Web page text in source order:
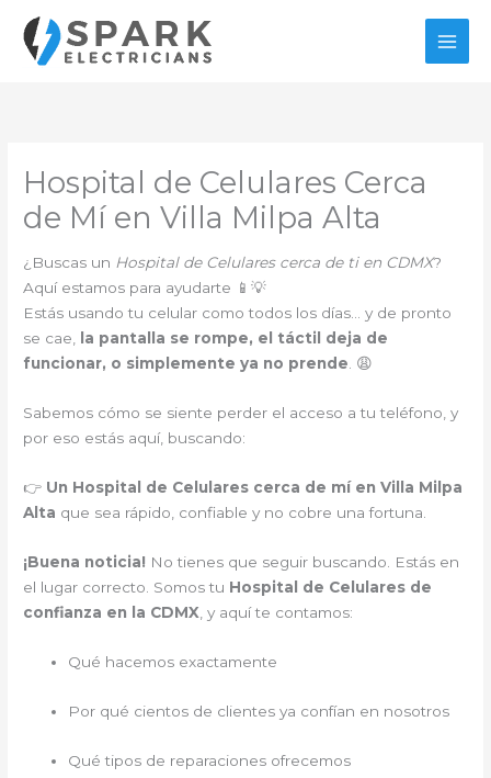
contenido
Hospital de Celulares Cerca
de Mí en Villa Milpa Alta
¿Buscas un Hospital de Celulares cerca de ti en CDMX?
Aquí estamos para ayudarte 📱💡
Estás usando tu celular como todos los días… y de pronto
se cae, la pantalla se rompe, el táctil deja de
funcionar, o simplemente ya no prende. 😩
Sabemos cómo se siente perder el acceso a tu teléfono, y
por eso estás aquí, buscando:
👉 Un Hospital de Celulares cerca de mí en Villa Milpa
Alta que sea rápido, confiable y no cobre una fortuna.
¡Buena noticia! No tienes que seguir buscando. Estás en
el lugar correcto. Somos tu Hospital de Celulares de
confianza en la CDMX , y aquí te contamos:
Qué hacemos exactamente
Por qué cientos de clientes ya confían en nosotros
Qué tipos de reparaciones ofrecemos